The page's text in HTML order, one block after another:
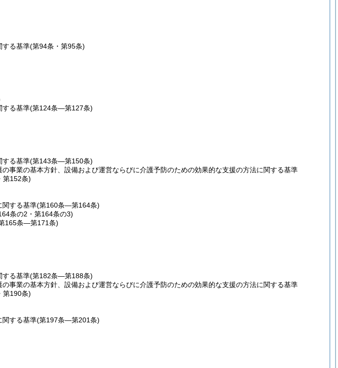
する基準(第94条・第95条)
する基準(第124条―第127条)
する基準(第143条―第150条)
事業の基本方針、設備および運営ならびに介護予防のための効果的な支援の方法に関する基準
第152条)
関する基準(第160条―第164条)
条の2・第164条の3)
165条―第171条)
する基準(第182条―第188条)
事業の基本方針、設備および運営ならびに介護予防のための効果的な支援の方法に関する基準
第190条)
関する基準(第197条―第201条)